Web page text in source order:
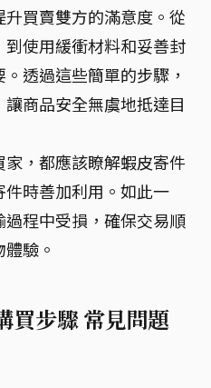
買賣雙方的滿意度。從
使用緩衝材料和妥善封
透過這些簡單的步驟，
商品安全無虞地抵達目
，都應該瞭解蝦皮寄件
時善加利用。如此一
程中受損，確保交易順
驗。
買步驟 常見問題